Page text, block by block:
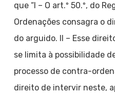
que “I – O art.º 50.º, do
Ordenações consagra o
do arguido. II – Esse
se limita à possibilidade
processo de contra-
direito de intervir neste,